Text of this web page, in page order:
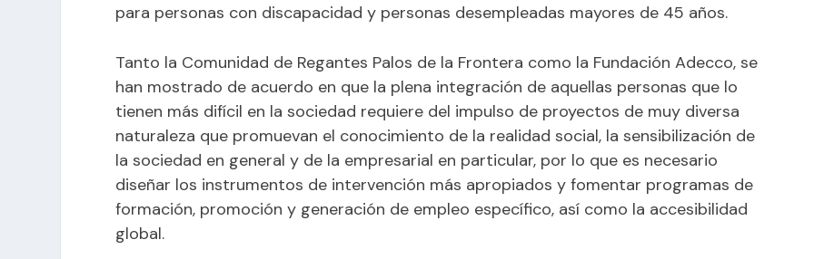
para personas con discapacidad y personas desempleadas mayores de 45 años.
Tanto la Comunidad de Regantes Palos de la Frontera como la Fundación Adecco, se
han mostrado de acuerdo en que la plena integración de aquellas personas que lo
tienen más difícil en la sociedad requiere del impulso de proyectos de muy diversa
naturaleza que promuevan el conocimiento de la realidad social, la sensibilización de
la sociedad en general y de la empresarial en particular, por lo que es necesario
diseñar los instrumentos de intervención más apropiados y fomentar programas de
formación, promoción y generación de empleo específico, así como la accesibilidad
global.